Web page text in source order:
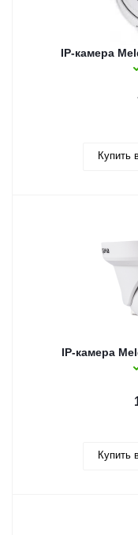
IP-камера
Купить
IP-камера
Купить